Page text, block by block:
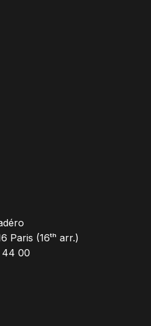
Paris (16ᵗʰ arr.)
44 00